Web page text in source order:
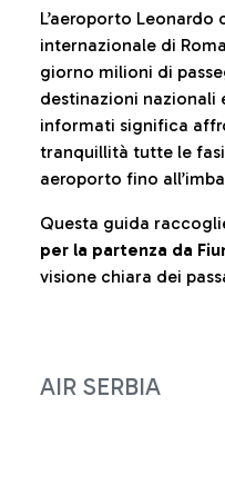
L’aeroporto
internazionale di
giorno milioni di
destinazioni nazionali
informati significa
tranquillità tutte le
aeroporto fino
Questa guida
per la partenza da
visione chiara dei
AIR SERBIA